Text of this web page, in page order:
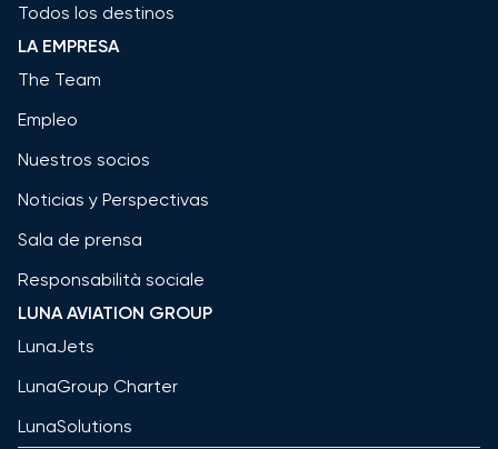
Todos los destinos
LA EMPRESA
The Team
Empleo
Nuestros socios
Noticias y Perspectivas
Sala de prensa
Responsabilità sociale
LUNA AVIATION GROUP
LunaJets
LunaGroup Charter
LunaSolutions